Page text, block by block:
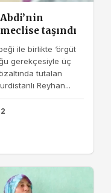
taşındı
ile birlikte ‘örgüt
gerekçesiyle üç
tutalan
Reyhan...